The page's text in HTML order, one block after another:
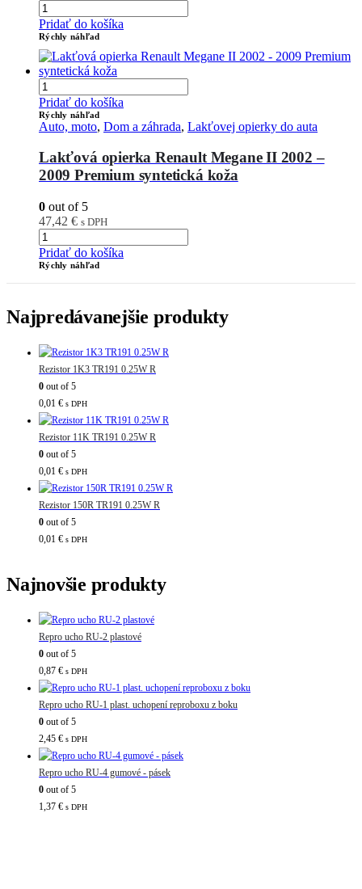
Pridať do košíka
Rýchly náhľad
Pridať do košíka
Rýchly náhľad
Auto, moto, Dom a záhrada, Lakťovej opierky do auta
Lakťová opierka Renault Megane II 2002 –
2009 Premium syntetická koža
0 out of 5
47,42 € s DPH
Pridať do košíka
Rýchly náhľad
Najpredávanejšie produkty
Rezistor 1K3 TR191 0.25W R
0 out of 5
0,01 € s DPH
Rezistor 11K TR191 0.25W R
0 out of 5
0,01 € s DPH
Rezistor 150R TR191 0.25W R
0 out of 5
0,01 € s DPH
Najnovšie produkty
Repro ucho RU-2 plastové
0 out of 5
0,87 € s DPH
Repro ucho RU-1 plast. uchopení reproboxu z boku
0 out of 5
2,45 € s DPH
Repro ucho RU-4 gumové - pásek
0 out of 5
1,37 € s DPH